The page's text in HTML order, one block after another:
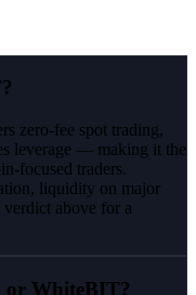
zero-fee spot trading,
leverage — making it the
focused traders.
liquidity on major
above for a
or WhiteBIT?